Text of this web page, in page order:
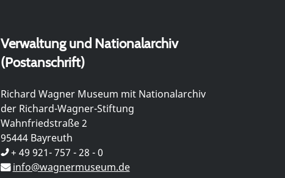
Verwaltung und Nationalarchiv
(Postanschrift)
Richard Wagner Museum mit Nationalarchiv
der Richard-Wagner-Stiftung
Wahnfriedstraße 2
95444 Bayreuth
+ 49 921- 757 - 28 - 0
info@wagnermuseum.de